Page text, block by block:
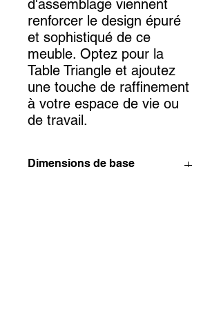
d'assemblage viennent
renforcer le design épuré
et sophistiqué de ce
meuble. Optez pour la
Table Triangle et ajoutez
une touche de raffinement
à votre espace de vie ou
de travail.
Dimensions de base